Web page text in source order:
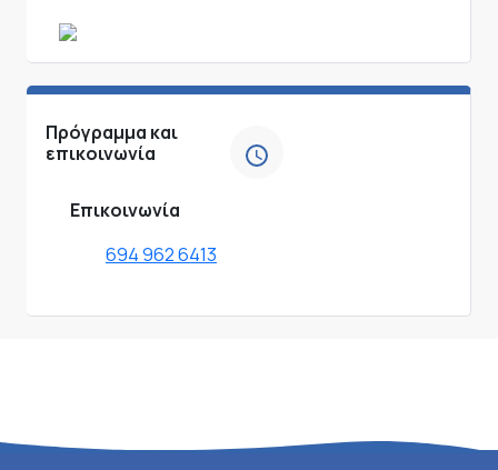
Πρόγραμμα και
επικοινωνία
Επικοινωνία
694 962 6413